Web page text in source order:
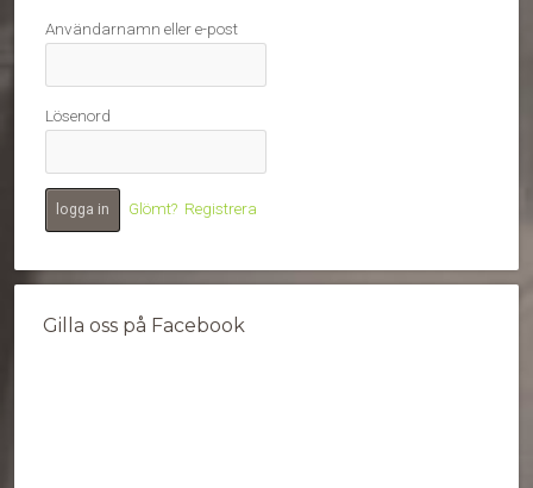
Användarnamn eller e-post
Lösenord
Glömt? Registrera
Gilla oss på Facebook